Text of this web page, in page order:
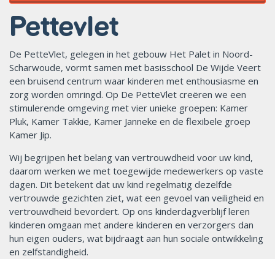
Pettevlet
De PetteVlet, gelegen in het gebouw Het Palet in Noord-
Scharwoude, vormt samen met basisschool De Wijde Veert
een bruisend centrum waar kinderen met enthousiasme en
zorg worden omringd. Op De PetteVlet creëren we een
stimulerende omgeving met vier unieke groepen: Kamer
Pluk, Kamer Takkie, Kamer Janneke en de flexibele groep
Kamer Jip.
Wij begrijpen het belang van vertrouwdheid voor uw kind,
daarom werken we met toegewijde medewerkers op vaste
dagen. Dit betekent dat uw kind regelmatig dezelfde
vertrouwde gezichten ziet, wat een gevoel van veiligheid en
vertrouwdheid bevordert. Op ons kinderdagverblijf leren
kinderen omgaan met andere kinderen en verzorgers dan
hun eigen ouders, wat bijdraagt aan hun sociale ontwikkeling
en zelfstandigheid.